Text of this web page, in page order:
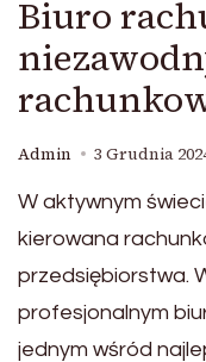
Biuro
Admin 3 Grudnia
W aktywnym
kierowana
przedsiębiorstwa.
profesjonalnym
jednym wśród